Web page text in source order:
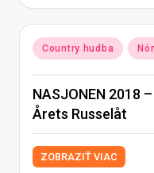
Posted
in
Country hudba
NASJONEN 2018
Årets Russelåt
ZOBRAZIŤ VIAC